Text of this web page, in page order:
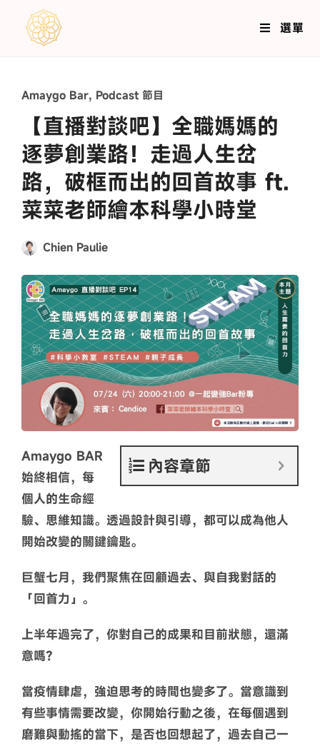
選單
Amaygo Bar, Podcast 節目
【直播對談吧】全職媽媽的
逐夢創業路！走過人生岔
路，破框而出的回首故事 ft.
菜菜老師繪本科學小時堂
Chien Paulie
內容章節
Amaygo BAR
始終相信，每
個人的生命經
驗、思維知識。透過設計與引導，都可以成為他人
開始改變的關鍵鑰匙。
巨蟹七月，我們聚焦在回顧過去、與自我對話的
「回首力」 。
上半年過完了，你對自己的成果和目前狀態，還滿
意嗎？
當疫情肆虐，強迫思考的時間也變多了。當意識到
有些事情需要改變，你開始行動之後，在每個遇到
磨難與動搖的當下，是否也回想起了，過去自己一